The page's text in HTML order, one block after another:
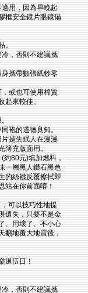
用，因為早晚起
框安全鏡片眼鏡備
。
，否則不建議攜
攜帶數張紙鈔零
或也可使用棉質
起來較佳。
。
袍的道德良知。
是失眠人在漫漫
簿充版面用。
約80元)填加燃料，
一層黑人鑽石黑色
的絲襪反覆擦拭即
站在你前面唷！
可以技巧性地提
遺失，只要不是金
、用壞了、不小心
翻地覆大地震後，
退伍日！
，否則不建議攜